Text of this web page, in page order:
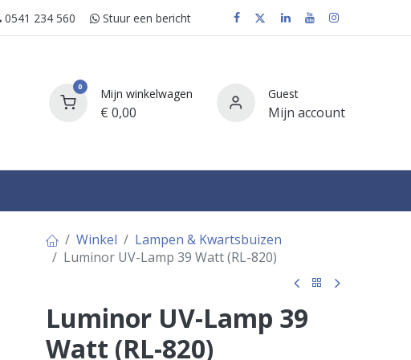
0541 234 560 Stuur e​​​​en bericht
0 Mijn winkelwagen
€ 0,00
Guest
Mijn account
Winkel
Lampen & Kwartsbuizen
Luminor UV-Lamp 39 Watt (RL-820)
Luminor UV-Lamp 39
Watt (RL-820)